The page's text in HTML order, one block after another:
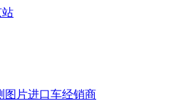
站
图片进口车经销商